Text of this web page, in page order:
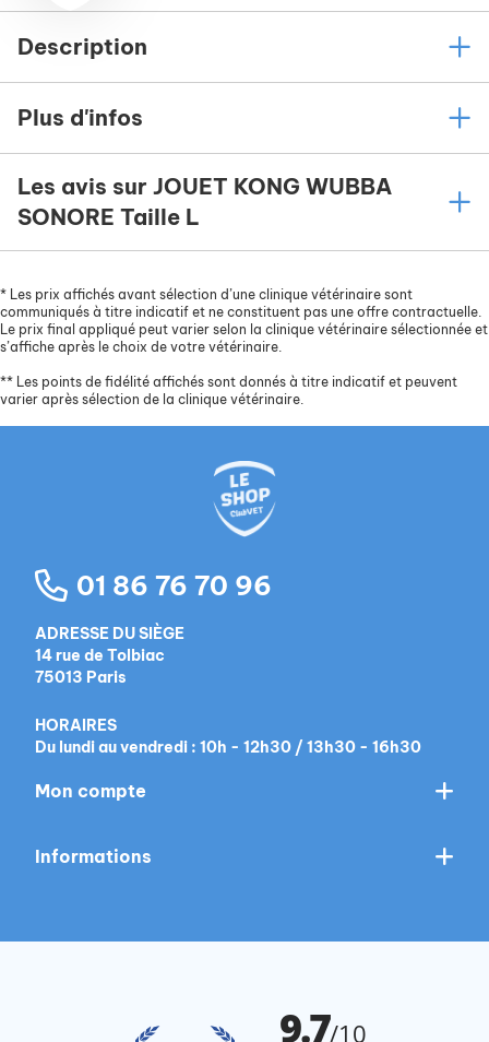
Description
Plus d'infos
Les avis sur JOUET KONG WUBBA
SONORE Taille L
* Les prix affichés avant sélection d’une clinique vétérinaire sont
communiqués à titre indicatif et ne constituent pas une offre contractuelle.
Le prix final appliqué peut varier selon la clinique vétérinaire sélectionnée et
s’affiche après le choix de votre vétérinaire.
** Les points de fidélité affichés sont donnés à titre indicatif et peuvent
varier après sélection de la clinique vétérinaire.
01 86 76 70 96
ADRESSE DU SIÈGE
14 rue de Tolbiac
75013 Paris
HORAIRES
Du lundi au vendredi : 10h - 12h30 / 13h30 - 16h30
Mon compte
Informations